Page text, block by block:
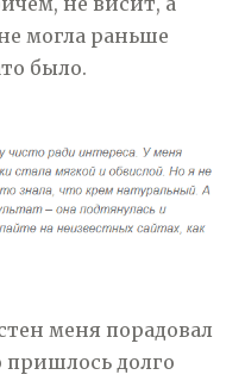
могла раньше
было.
меня порадовал
долго